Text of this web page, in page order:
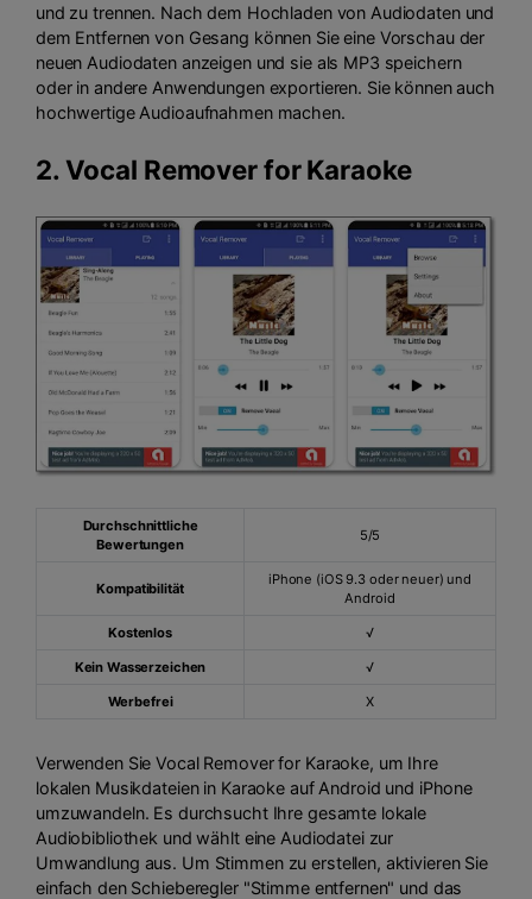
und zu trennen. Nach dem Hochladen von Audiodaten und
dem Entfernen von Gesang können Sie eine Vorschau der
neuen Audiodaten anzeigen und sie als MP3 speichern
oder in andere Anwendungen exportieren. Sie können auch
hochwertige Audioaufnahmen machen.
2. Vocal Remover for Karaoke
Durchschnittliche
Bewertungen
5/5
Kompatibilität
iPhone (iOS 9.3 oder neuer) und
Android
Kostenlos √
Kein Wasserzeichen √
Werbefrei X
Verwenden Sie Vocal Remover for Karaoke, um Ihre
lokalen Musikdateien in Karaoke auf Android und iPhone
umzuwandeln. Es durchsucht Ihre gesamte lokale
Audiobibliothek und wählt eine Audiodatei zur
Umwandlung aus. Um Stimmen zu erstellen, aktivieren Sie
einfach den Schieberegler "Stimme entfernen" und das